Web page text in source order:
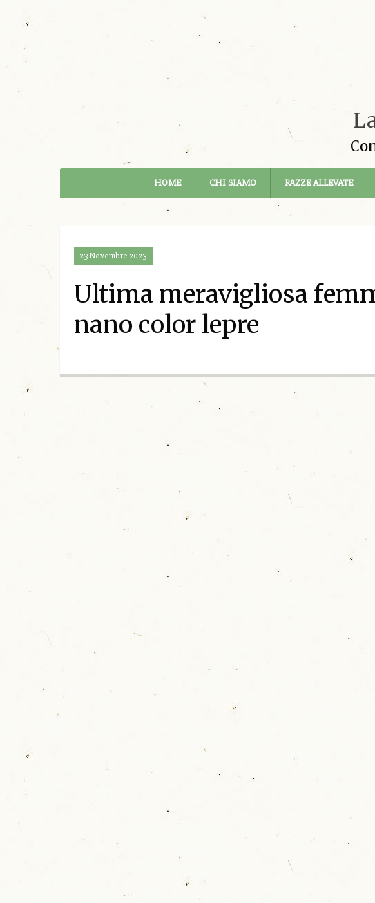
HOME CHI SIAMO RAZZE ALLEVATE
23 Novembre 2023
Ultima meravigliosa
nano color lepre